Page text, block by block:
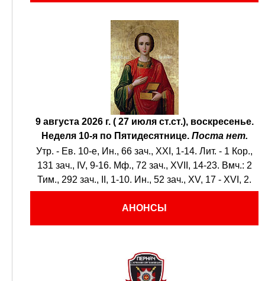
9 августа 2026 г. ( 27 июля ст.ст.), воскресенье.
Неделя 10-я по Пятидесятнице. Поста нет.
Утр. - Ев. 10-е, Ин., 66 зач., XXI, 1-14. Лит. - 1 Кор.,
131 зач., IV, 9-16. Мф., 72 зач., XVII, 14-23. Вмч.: 2
Тим., 292 зач., II, 1-10. Ин., 52 зач., XV, 17 - XVI, 2.
АНОНСЫ